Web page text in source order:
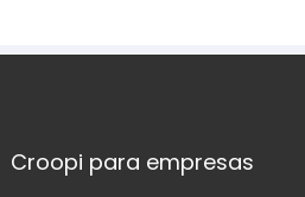
Croopi para empresas